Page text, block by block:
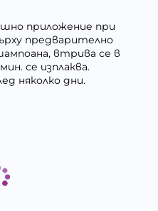
приложение при
предварително
втрива се в
се изплаква.
няколко дни.